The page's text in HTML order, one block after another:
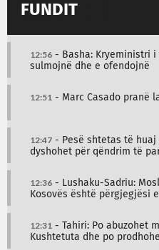
FUNDIT
12:56 - Basha: Kryeministri
sulmojnë dhe e ofendojnë
12:51 - Marc Casado pranë
12:47 - Pesë shtetas të
dyshohet për qëndrim të
12:36 - Lushaku-Sadriu:
Kosovës është përgjegjësi
12:31 - Tahiri: Po abuzohet
Kushtetuta dhe po